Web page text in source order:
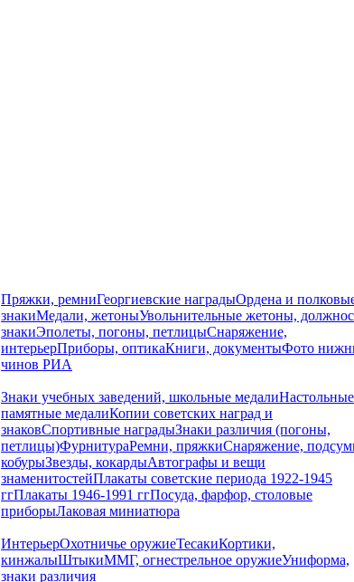
Пряжки, ремниГеоргиевские наградыОрдена и
знакиМедали, жетоныУвольнительные жетоны,
знакиЭполеты, погоны, петлицыСнаряжение,
интерьерПриборы, оптикаКниги, документыФото
чинов РИА
Знаки учебных заведений, школьные медали
памятные медалиКопии советских наград и
знаковСпортивные наградыЗнаки различия (погоны,
петлицы)ФурнитураРемни, пряжкиСнаряжение,
кобурыЗвезды, кокардыАвтографы и вещи
знаменитостейПлакаты советские периода 1922-1945
ггПлакаты 1946-1991 ггПосуда, фарфор, столовые
приборыЛаковая миниатюра
ИнтерьерОхотничье оружиеТесакиКортики,
кинжалыШтыкиММГ, огнестрельное оружиеУниформа,
знаки различия